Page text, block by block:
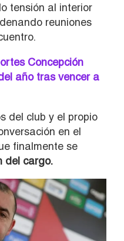
tensión al interior
reuniones
Concepción
año tras vencer a
del club y el propio
en el
finalmente se
del cargo.